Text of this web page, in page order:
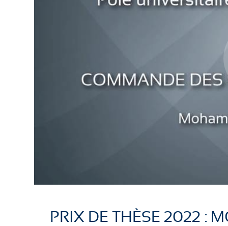
PRIX DE THÈSE 2022 :